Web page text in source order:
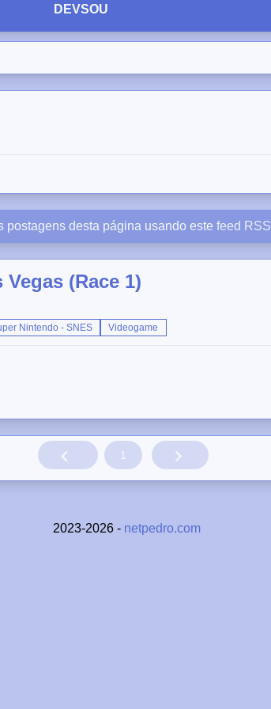
DEVSOU
postagens desta página usando este feed RSS
(Race 1)
Nintendo - SNES Videogame
1
2023-2026 - netpedro.com